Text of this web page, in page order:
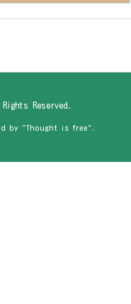
Reserved.
by "Thought is free".